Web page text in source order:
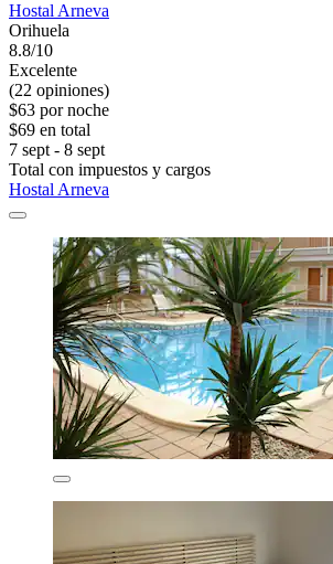
Hostal Arneva
Orihuela
8.8/10
Excelente
(22 opiniones)
$63 por noche
$69 en total
7 sept - 8 sept
Total con impuestos y cargos
Hostal Arneva